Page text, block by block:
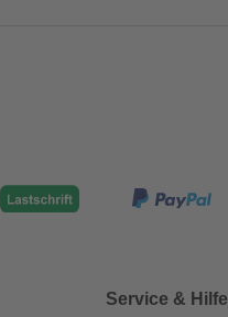
Service & Hilfe